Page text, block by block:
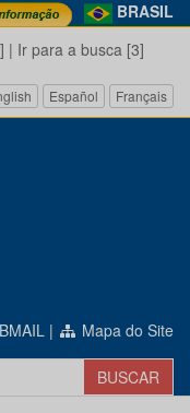
BRASIL
| Ir para a busca [3]
Español Français
| Mapa do Site